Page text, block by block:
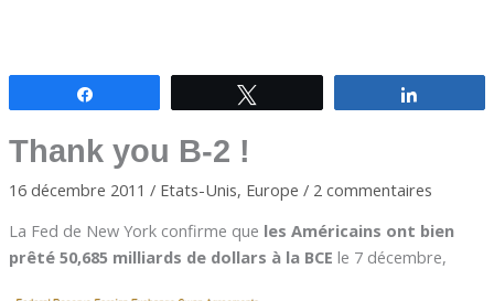
Thank you B-2 !
16 décembre 2011 / Etats-Unis, Europe / 2 commentaires
La Fed de New York confirme que les Américains ont bien
prêté 50,685 milliards de dollars à la BCE le 7 décembre,